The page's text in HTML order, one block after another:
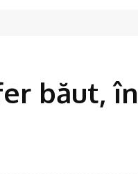
băut, în